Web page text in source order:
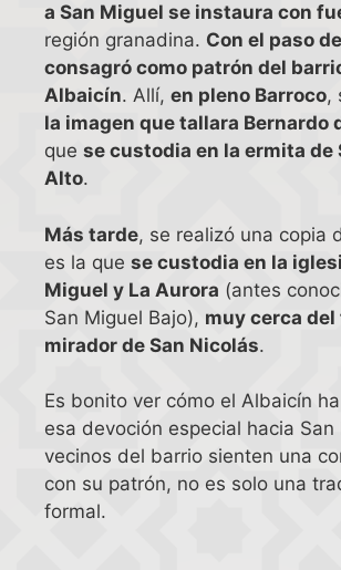
a San Miguel se instaura con
región granadina. Con el paso
consagró como patrón del
Albaicín. Allí, en pleno Barroco,
la imagen que tallara Bernardo
que se custodia en la ermita de
Alto.
Más tarde, se realizó una copia
es la que se custodia en la
Miguel y La Aurora (antes
San Miguel Bajo), muy cerca del
mirador de San Nicolás.
Es bonito ver cómo el Albaicín
esa devoción especial hacia San
vecinos del barrio sienten una
con su patrón, no es solo una
formal.